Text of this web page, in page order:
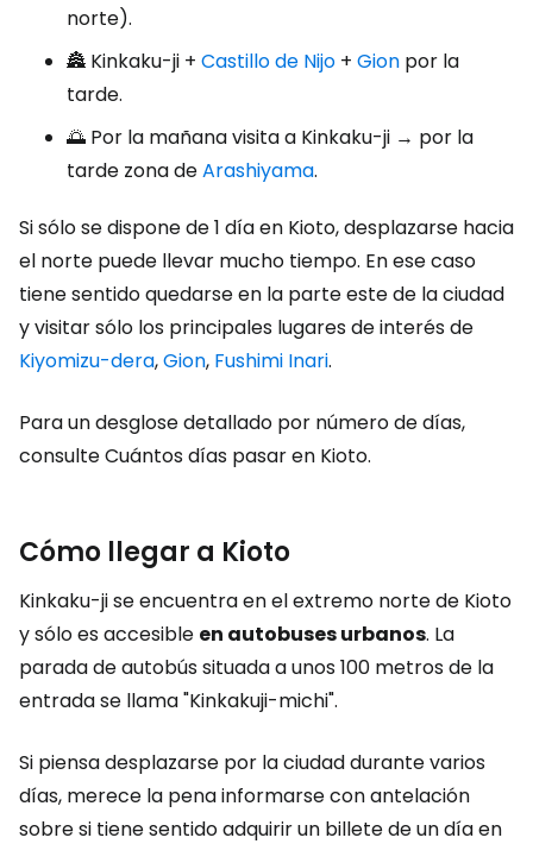
norte).
🏯 Kinkaku-ji + Castillo de Nijo + Gion por la
tarde.
🌅 Por la mañana visita a Kinkaku-ji → por la
tarde zona deArashiyama.
Si sólo se dispone de 1 día en Kioto, desplazarse hacia
el norte puede llevar mucho tiempo. En ese caso
tiene sentido quedarse en la parte este de la ciudad
y visitar sólo los principales lugares de interés de
Kiyomizu-dera,Gion, Fushimi Inari.
Para un desglose detallado por número de días,
consulte Cuántos días pasar en Kioto.
Cómo llegar a Kioto
Kinkaku-ji se encuentra en el extremo norte de Kioto
y sólo es accesible en autobuses urbanos. La
parada de autobús situada a unos 100 metros de la
entrada se llama "Kinkakuji-michi".
Si piensa desplazarse por la ciudad durante varios
días, merece la pena informarse con antelación
sobre si tiene sentido adquirir un billete de un día en